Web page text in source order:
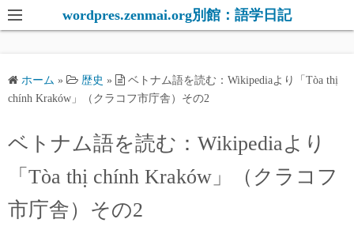
コ
ン
wordpres.zenmai.org別館：語学日記
ホーム » 歴史 »
ベトナム語を読む：Wikipediaより「Tòa thị
chính Kraków」（クラコフ市庁舎）その2
ベトナム語を読む：Wikipediaより
「Tòa thị chính Kraków」（クラコフ
市庁舎）その2